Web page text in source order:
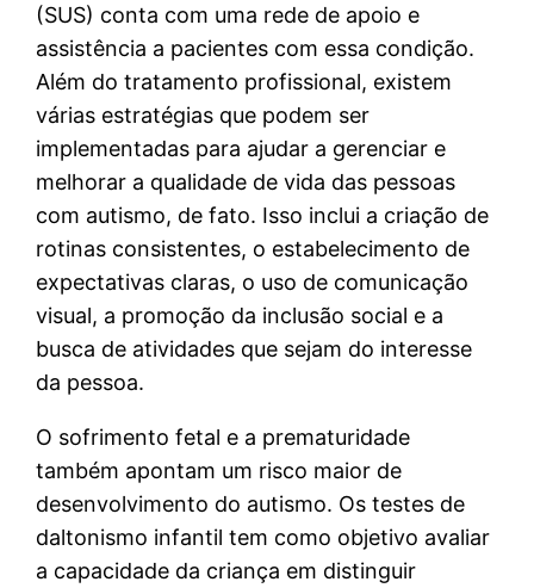
(SUS) conta com uma rede de apoio e
assistência a pacientes com essa condição.
Além do tratamento profissional, existem
várias estratégias que podem ser
implementadas para ajudar a gerenciar e
melhorar a qualidade de vida das pessoas
com autismo, de fato. Isso inclui a criação de
rotinas consistentes, o estabelecimento de
expectativas claras, o uso de comunicação
visual, a promoção da inclusão social e a
busca de atividades que sejam do interesse
da pessoa.
O sofrimento fetal e a prematuridade
também apontam um risco maior de
desenvolvimento do autismo. Os testes de
daltonismo infantil tem como objetivo avaliar
a capacidade da criança em distinguir